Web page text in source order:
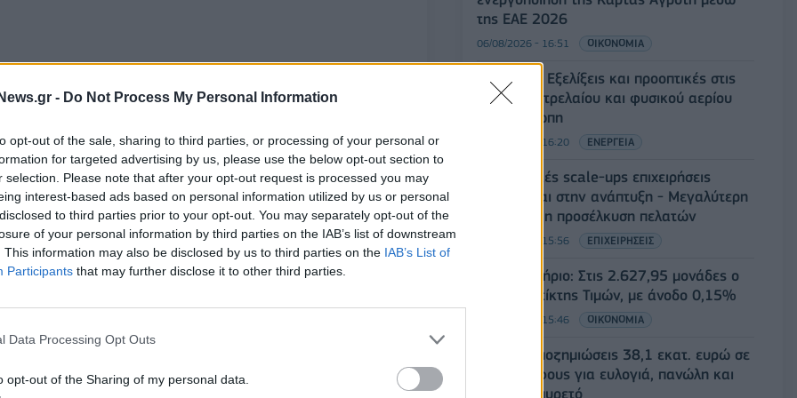
- Do Not Process My Personal Information
opt-out of the sale, sharing to third parties, or processing of your personal or
for targeted advertising by us, please use the below opt-out section to
selection. Please note that after your opt-out request is processed you may
interest-based ads based on personal information utilized by us or personal
to third parties prior to your opt-out. You may separately opt-out of the
of your personal information by third parties on the IAB’s list of downstream
This information may also be disclosed by us to third parties on the IAB’s List of
Participants that may further disclose it to other third parties.
Data Processing Opt Outs
opt-out of the Sharing of my personal data.
οι περισσότεροι από τους οποίους το
για τον ελεύθερο χρόνο τους. Υπάρχουν
εργασία, εξασφαλίζοντας κάποιο
και για ποιους λόγους; Ποιά είναι τα
η αγοραστική τους συμπεριφορά και
εξελίξεων τα τελευταία χρόνια;
συγκεντρώσει σημαντικές πληροφορίες για την
τα προβλήματα που ενδεχομένως να
τα οποία θα βοηθήσουν τους gamers να
της ΕΑΕ 2026
06/08/2026 - 16:51 ΟΙΚΟΝΟΜΙΑ
Eurobank: Εξελίξεις και προοπτικές στις
αγορές πετρελαίου και φυσικού αερίου
στην Ευρώπη
06/08/2026 - 16:20 ΕΝΕΡΓΕΙΑ
Οι ελληνικές scale-ups επιχειρήσεις
στρέφονται στην ανάπτυξη - Μεγαλύτερη
πρόκληση η προσέλκυση πελατών
06/08/2026 - 15:56 ΕΠΙΧΕΙΡΗΣΕΙΣ
Χρηματιστήριο: Στις 2.627,95 μονάδες ο
Γενικός Δείκτης Τιμών, με άνοδο 0,15%
06/08/2026 - 15:46 ΟΙΚΟΝΟΜΙΑ
ΥΠΑΑΤ: Αποζημιώσεις 38,1 εκατ. ευρώ σε
κτηνοτρόφους για ευλογιά, πανώλη και
αφθώδη πυρετό